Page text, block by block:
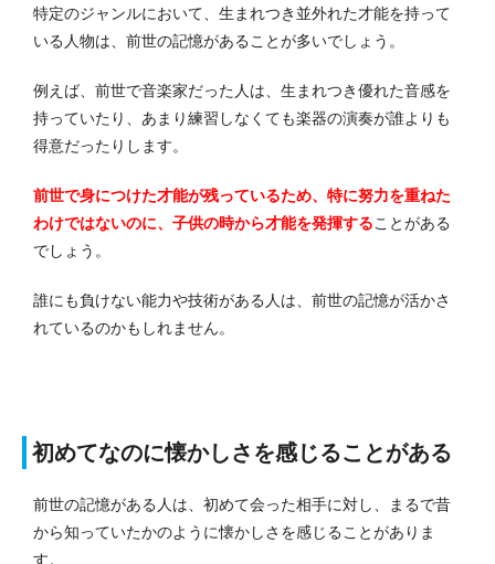
特定のジャンルにおいて、生まれつき並外れた才能を持って
いる人物は、前世の記憶があることが多いでしょう。
例えば、前世で音楽家だった人は、生まれつき優れた音感を
持っていたり、あまり練習しなくても楽器の演奏が誰よりも
得意だったりします。
前世で身につけた才能が残っているため、特に努力を重ねた
わけではないのに、子供の時から才能を発揮することがある
でしょう。
誰にも負けない能力や技術がある人は、前世の記憶が活かさ
れているのかもしれません。
初めてなのに懐かしさを感じることがある
前世の記憶がある人は、初めて会った相手に対し、まるで昔
から知っていたかのように懐かしさを感じることがありま
す。